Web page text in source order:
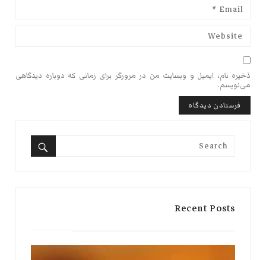
ذخیره نام، ایمیل و وبسایت من در مرورگر برای زمانی که دوباره دیدگاهی
می‌نویسم.
Search
Recent Posts